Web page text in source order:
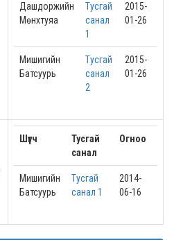
Дашдоржийн
Мөнхтуяа
Тусгай
санал
1
2015-
01-26
Мишигийн
Батсуурь
Тусгай
санал
2
2015-
01-26
Шүүгч
Тусгай
санал
Огноо
Мишигийн
Батсуурь
Тусгай
санал 1
2014-
06-16